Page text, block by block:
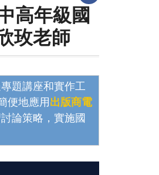
高年級國
玫老師
題講座和實作工
便地應用 出版商電
論策略，實施國